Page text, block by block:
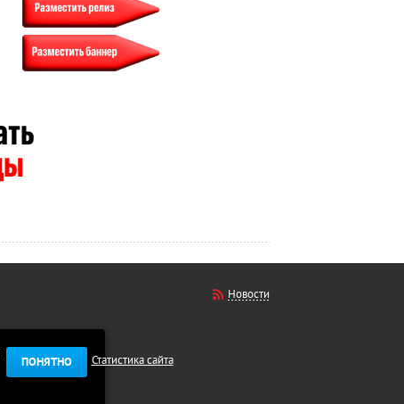
ПОНЯТНО
Новости
Статистика сайта